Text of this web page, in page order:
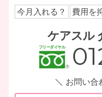
今月入れる？ 費用を
ケアスル
お問い合